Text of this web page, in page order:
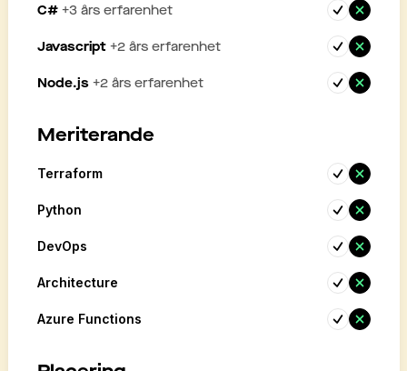
C# +3 års erfarenhet
Javascript +2 års erfarenhet
Node.js +2 års erfarenhet
Meriterande
Terraform
Python
DevOps
Architecture
Azure Functions